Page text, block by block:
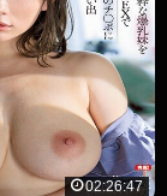
02:26:47